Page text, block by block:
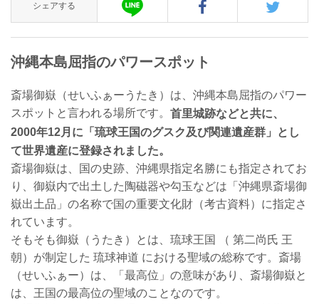
シェアする
沖縄本島屈指のパワースポット
斎場御嶽（せいふぁーうたき）は、沖縄本島屈指のパワー
スポットと言われる場所です。 首里城跡などと共に、
2000年12月に「琉球王国のグスク及び関連遺産群」とし
て世界遺産に登録されました。
斎場御嶽は、国の史跡、沖縄県指定名勝にも指定されてお
り、御嶽内で出土した陶磁器や勾玉などは「沖縄県斎場御
嶽出土品」の名称で国の重要文化財（考古資料）に指定さ
れています。
そもそも御嶽（うたき）とは、琉球王国 （ 第二尚氏 王
朝）が制定した 琉球神道 における聖域の総称です。斎場
（せいふぁー）は、「最高位」の意味があり、斎場御嶽と
は、王国の最高位の聖域のことなのです。